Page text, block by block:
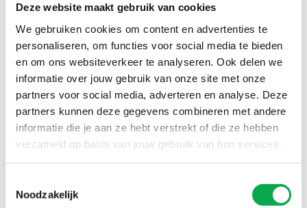
Deze website maakt gebruik van cookies
We gebruiken cookies om content en advertenties te
personaliseren, om functies voor social media te bieden
en om ons websiteverkeer te analyseren. Ook delen we
informatie over jouw gebruik van onze site met onze
partners voor social media, adverteren en analyse. Deze
partners kunnen deze gegevens combineren met andere
informatie die je aan ze hebt verstrekt of die ze hebben
verzameld op basis van jouw gebruik van hun services.
Noodzakelijk
Maßgeschneiderte
Verarbeitung
Alle unsere Produkte sind ummantelt: mit einer
Deckschicht versehen. Und zwar genau aus dem Material
und mit dem Aussehen, das Sie wünschen. Oft handelt es
sich dabei um Furnier, aber auch Kunststofffolie,
Melaminfolie, Papier oder sogar Leder sind möglich. So
passen unsere Produkte immer zu der Einrichtung, die
Ihnen vorschwebt. Dies sind unsere beliebtesten